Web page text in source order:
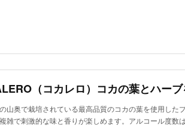
山奥で栽培されている最高品質のコカの葉を使用した
雑で刺激的な味と香りが楽しめます。アルコール度数